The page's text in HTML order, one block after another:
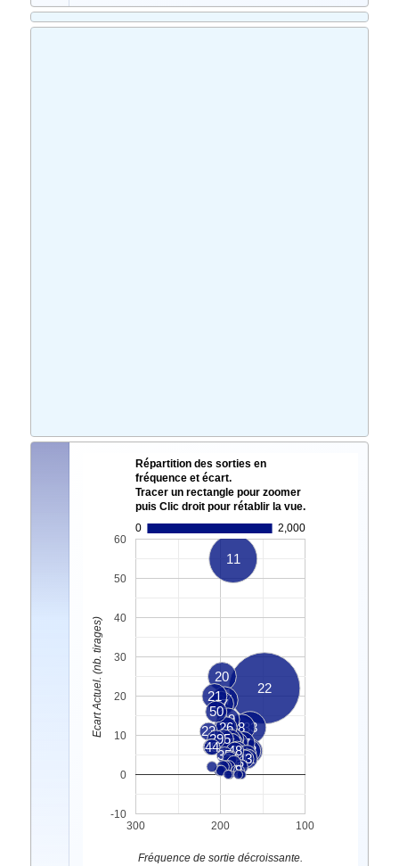
Répartition des sorties en
fréquence et écart.
Tracer un rectangle pour zoomer
puis Clic droit pour rétablir la vue.
0
2,000
22
11
33
20
8
27
17
21
46
18
47
49
1
7
15
16
26
50
3
4
5
25
2840
41
23
29
43
48
19
34
35
44
2
69
300 200 100
-10
0
10
20
30
40
50
60
Fréquence de sortie décroissante.
Ecart Actuel. (nb. tirages)